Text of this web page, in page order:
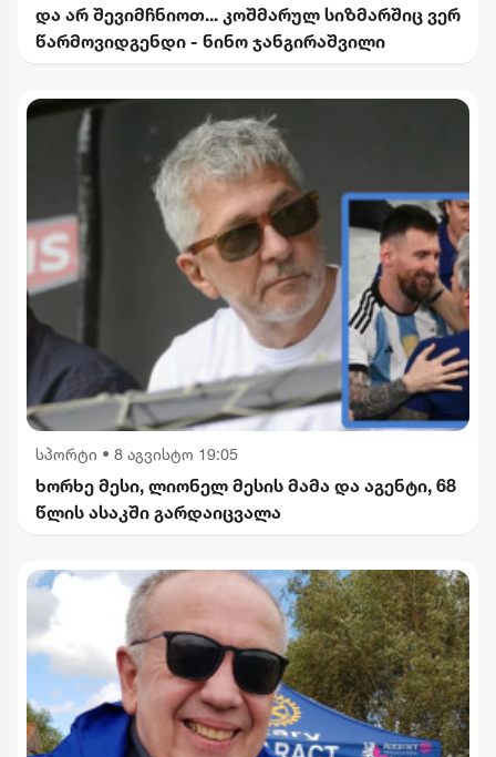
და არ შევიმჩნიოთ... კოშმარულ სიზმარშიც ვერ
წარმოვიდგენდი - ნინო ჯანგირაშვილი
სპორტი • 8 აგვისტო 19:05
ხორხე მესი, ლიონელ მესის მამა და აგენტი, 68
წლის ასაკში გარდაიცვალა